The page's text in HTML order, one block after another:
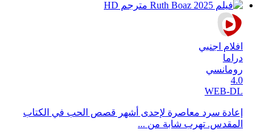
افلام اجنبي
دراما
رومانسي
4.0
WEB-DL
إعادة سرد معاصرة لإحدى أشهر قصص الحب في الكتاب
المقدس. تهرب شابة من ...